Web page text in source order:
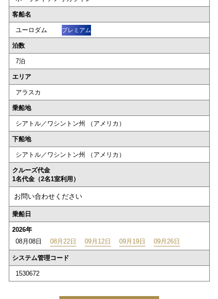
客船名
ユーロダム プレミアム
泊数
7泊
エリア
アラスカ
乗船地
シアトル／ワシントン州 （アメリカ）
下船地
シアトル／ワシントン州 （アメリカ）
クルーズ代金
1名代金（2名1室利用）
お問い合わせください
乗船日
2026年
08月08日
08月22日 09月12日 09月19日 09月26日
システム管理コード
1530672